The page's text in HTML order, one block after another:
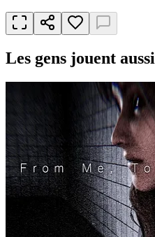
Les gens jouent aussi